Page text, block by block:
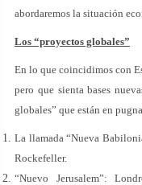
abordaremos la situación
Los “proyectos globales”
En lo que coincidimos con
pero que sienta bases
globales” que están en
La llamada “Nueva
Rockefeller.
“Nuevo Jerusalem”: